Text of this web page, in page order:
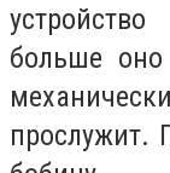
больше
прослужит.